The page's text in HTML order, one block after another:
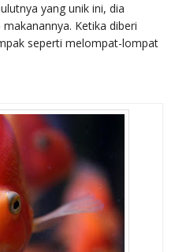
yang unik ini, dia
Ketika diberi
seperti melompat-lompat